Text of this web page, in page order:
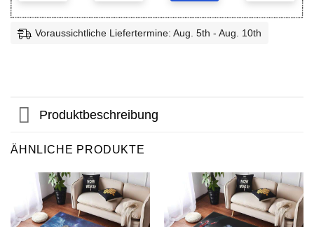
Voraussichtliche Liefertermine: Aug. 5th - Aug. 10th
Produktbeschreibung
ÄHNLICHE PRODUKTE